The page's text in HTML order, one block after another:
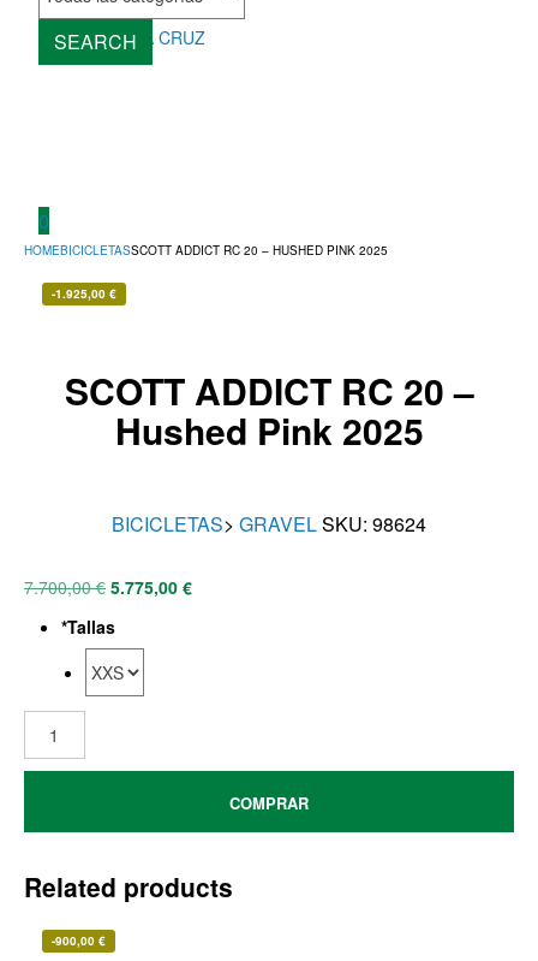
SANTA CRUZ
SEARCH
0
HOMEBICICLETASSCOTT ADDICT RC 20 – HUSHED PINK 2025
-1.925,00 €
SCOTT ADDICT RC 20 –
Hushed Pink 2025
BICICLETAS> GRAVELSKU: 98624
7.700,00€ 5.775,00 €
*Tallas
COMPRAR
Related products
-900,00 €